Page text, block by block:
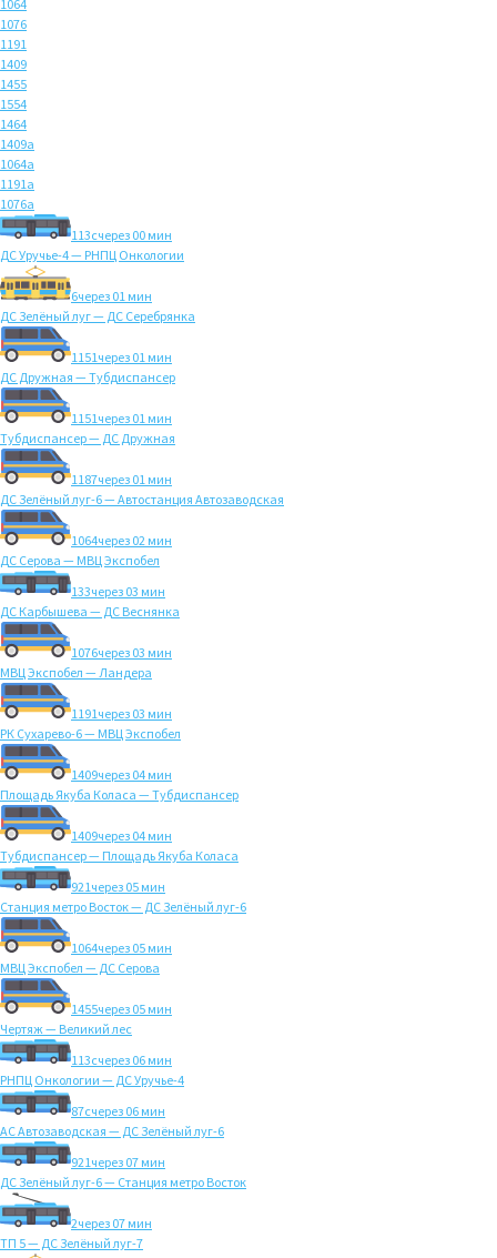
1064
1076
1191
1409
1455
1554
1464
1409а
1064а
1191а
1076а
113счерез 00 мин
ДС Уручье-4 — РНПЦ Онкологии
6через 01 мин
ДС Зелёный луг — ДС Серебрянка
1151через 01 мин
ДС Дружная — Тубдиспансер
1151через 01 мин
Тубдиспансер — ДС Дружная
1187через 01 мин
ДС Зелёный луг-6 — Автостанция Автозаводская
1064через 02 мин
ДС Серова — МВЦ Экспобел
133через 03 мин
ДС Карбышева — ДС Веснянка
1076через 03 мин
МВЦ Экспобел — Ландера
1191через 03 мин
РК Сухарево-6 — МВЦ Экспобел
1409через 04 мин
Площадь Якуба Коласа — Тубдиспансер
1409через 04 мин
Тубдиспансер — Площадь Якуба Коласа
921через 05 мин
Станция метро Восток — ДС Зелёный луг-6
1064через 05 мин
МВЦ Экспобел — ДС Серова
1455через 05 мин
Чертяж — Великий лес
113счерез 06 мин
РНПЦ Онкологии — ДС Уручье-4
87счерез 06 мин
АС Автозаводская — ДС Зелёный луг-6
921через 07 мин
ДС Зелёный луг-6 — Станция метро Восток
2через 07 мин
ТП 5 — ДС Зелёный луг-7